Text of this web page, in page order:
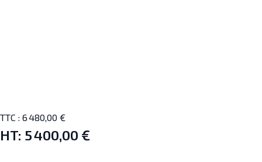
TTC : 6 480,00 €
HT: 5 400,00 €